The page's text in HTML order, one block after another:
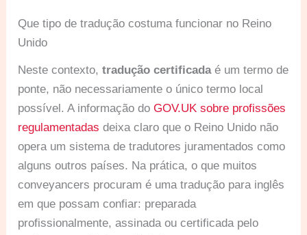
Que tipo de tradução costuma funcionar no Reino
Unido
Neste contexto,tradução certificadaé um termo de
ponte, não necessariamente o único termo local
possível. A informação doGOV.UK sobre profissões
regulamentadas deixa claro que o Reino Unido não
opera um sistema de tradutores juramentados como
alguns outros países. Na prática, o que muitos
conveyancers procuram é uma tradução para inglês
em que possam confiar: preparada
profissionalmente, assinada ou certificada pelo